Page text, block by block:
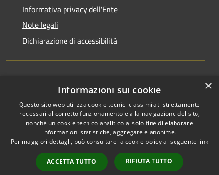
Informativa privacy dell'Ente
Note legali
Dichiarazione di accessibilità
Newsletter
RSS
Accessibilità
Copyright © 2026 • Comune di
Monza • Powered by
Municipium•
Accesso
×
Informazioni sui cookie
Questo sito web utilizza cookie tecnici e assimilati strettamente
necessari al corretto funzionamento e alla navigazione del sito,
nonché un cookie tecnico analitico al solo fine di elaborare
informazioni statistiche, aggregate e anonime.
Per maggiori dettagli, può consultare la cookie policy al seguente link
ACCETTA TUTTO RIFIUTA TUTTO